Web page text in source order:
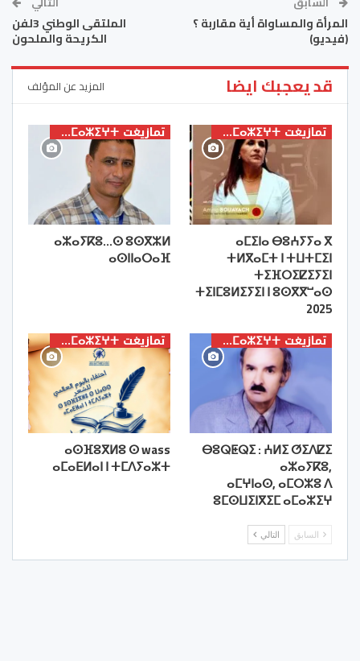
المرأة والمساواة أية مقاربة ؟
(فيديو)
الملتقى الوطني 3لفن
الكريحة والملحون
قد يعجبك ايضا المزيد عن المؤلف
تمازيغت ⵜⴰⵎⴰⵣⵉⵖⵜ
ⴰⵎⵉⵏⴰ ⴱⵓⵄⵢⵢⴰ ⴳ
ⵜⵍⴳⴰⵎⵜ ⵏ ⵜⵡⵜⵎⵉⵏ
ⵜⵉⴼⵔⵉⵇⵉⵢⵉⵏ
ⵜⵉⵏⵎⵓⵍⵉⵢⵉⵏ ⵏ ⵓⵙⴳⴳⵯⴰⵙ
2025
تمازيغت ⵜⴰⵎⴰⵣⵉⵖⵜ
ⴰⵣⴰⵢⴽⵓ…ⵙ ⵓⵙⴳⵣⵍ
ⴰⵙⵏⵏⴰⵔⴰⴼ
تمازيغت ⵜⴰⵎⴰⵣⵉⵖⵜ
ⴱⵓⵕⵟⵕⵉ : ⵄⵍⵉ ⵚⵉⴷⵇⵉ
ⴰⵣⴰⵢⴽⵓ,
ⴰⵎⵖⵏⴰⵙ, ⴰⵎⵔⵣⵓ ⴷ
ⵓⵎⵙⵡⵉⵏⴳⵉⵎ ⴰⵎⴰⵣⵉⵖ
تمازيغت ⵜⴰⵎⴰⵣⵉⵖⵜ
ⴰⵙⴼⵓⴳⵍⵓ ⵙ wass
ⴰⵎⴰⴹⵍⴰⵏ ⵏ ⵜⵎⴷⵢⴰⵣⵜ
السابق التالي